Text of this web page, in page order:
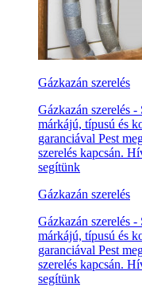
Gázkazán szerelés
Gázkazán szerelés
márkájú, típusú és
garanciával Pest
szerelés kapcsán.
segítünk
Gázkazán szerelés
Gázkazán szerelés
márkájú, típusú és
garanciával Pest
szerelés kapcsán.
segítünk